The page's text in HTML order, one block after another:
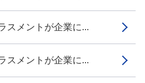
スメントが企業に...
スメントが企業に...